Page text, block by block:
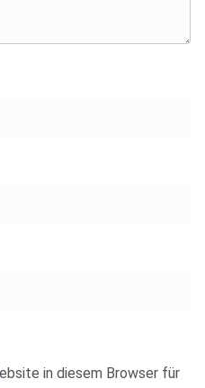
in diesem Browser für